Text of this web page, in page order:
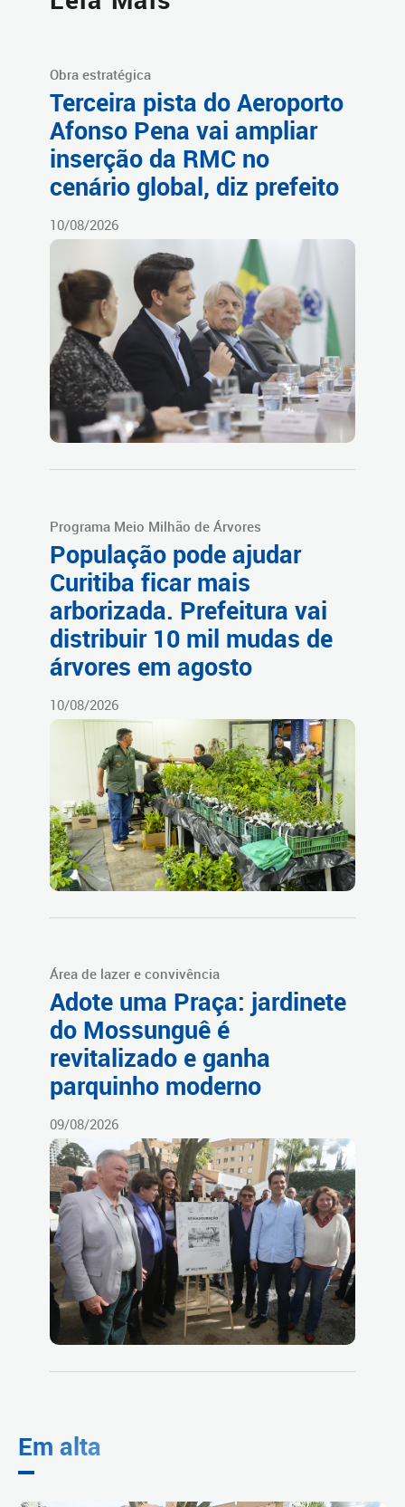
Obra estratégica
Terceira pista do Aeroporto
Afonso Pena vai ampliar
inserção da RMC no
cenário global, diz prefeito
10/08/2026
Programa Meio Milhão de Árvores
População pode ajudar
Curitiba ficar mais
arborizada. Prefeitura vai
distribuir 10 mil mudas de
árvores em agosto
10/08/2026
Área de lazer e convivência
Adote uma Praça: jardinete
do Mossunguê é
revitalizado e ganha
parquinho moderno
09/08/2026
Em alta